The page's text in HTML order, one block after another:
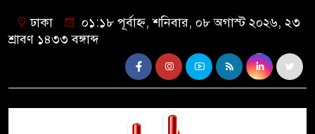
ঢাকা
০১:১৮ পূর্বাহ্ন, শনিবার, ০৮ অগাস্ট ২০২৬, ২৩
শ্রাবণ ১৪৩৩ বঙ্গাব্দ